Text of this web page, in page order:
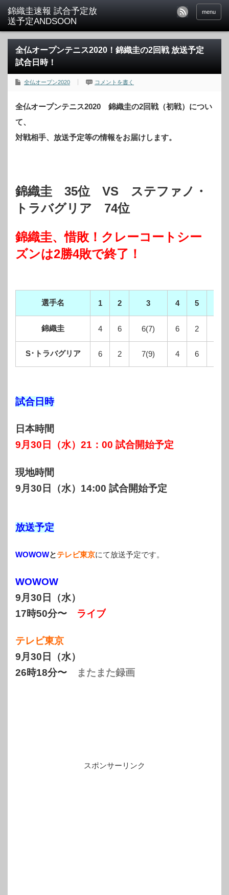
menu
全仏オープンテニス2020！錦織圭の2回戦 放送予定
試合日時！
全仏オープン2020 コメントを書く
全仏オープンテニス2020 錦織圭の2回戦（初戦）につい
て、
対戦相手、放送予定等の情報をお届けします。
錦織圭 35位 VS ステファノ・
トラバグリア 74位
錦織圭、惜敗！クレーコートシー
ズンは2勝4敗で終了！
選手名 1 2 3 4 5
錦織圭 4 6 6(7) 6 2
S･トラバグリア 6 2 7(9) 4 6
試合日時
日本時間
9月30日（水）21：00 試合開始予定
現地時間
9月30日（水）14:00 試合開始予定
放送予定
WOWOWとテレビ東京にて放送予定です。
WOWOW
9月30日（水）
17時50分〜 ライブ
テレビ東京
9月30日（水）
26時18分〜
またまた録画
スポンサーリンク